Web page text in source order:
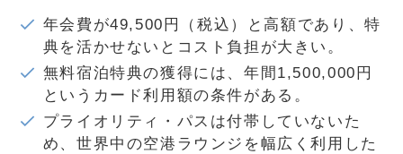
年会費が49,500円（税込）と高額であり、特
典を活かせないとコスト負担が大きい。
無料宿泊特典の獲得には、年間1,500,000円
というカード利用額の条件がある。
プライオリティ・パスは付帯していないた
め、世界中の空港ラウンジを幅広く利用した